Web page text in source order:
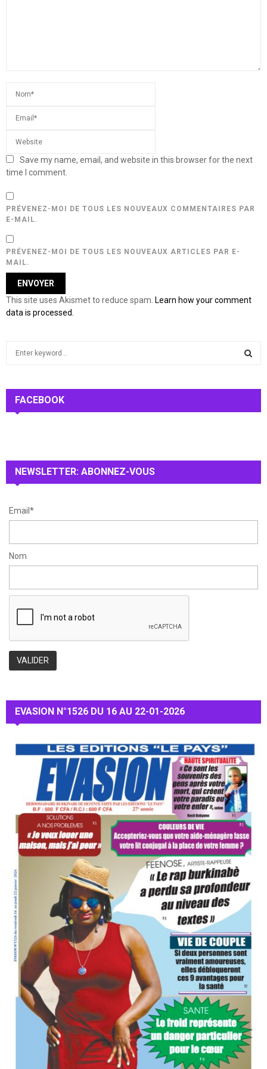
Save my name, email, and website in this browser for the next
time I comment.
PRÉVENEZ-MOI DE TOUS LES NOUVEAUX COMMENTAIRES PAR
E-MAIL.
PRÉVENEZ-MOI DE TOUS LES NOUVEAUX ARTICLES PAR E-
MAIL.
This site uses Akismet to reduce spam. Learn how your comment
data is processed.
:
FACEBOOK
NEWSLETTER: ABONNEZ-VOUS
Email*
Nom
EVASION N°1526 DU 16 AU 22-01-2026